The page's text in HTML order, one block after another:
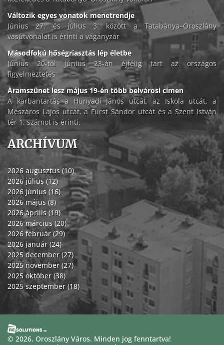
Változik egyes vonatok menetrendje
Június 27. és július 3. között a Tatabánya–Oroszlány
vasútvonalat is érinti a vágányzár
Másodfokú hőségriasztás lép életbe
Június 20-tól június 23-án éjfélig tart az országos
figyelmeztetés
Áramszünet lesz május 19-én több belvárosi címen
A karbantartás a Hunyadi János utcát, az Iskola utcát, a
Mészáros Lajos utcát, a Fürst Sándor utcát és a Szent István
tér 1. számot is érinti.
ARCHÍVUM
2026 augusztus (10)
2026 július (12)
2026 június (16)
2026 május (8)
2026 április (19)
2026 március (20)
2026 február (29)
2026 január (24)
2025 december (27)
2025 november (27)
2025 október (38)
2025 szeptember (18)
© 2026. Oroszlány Város. Minden jog fenntartva!